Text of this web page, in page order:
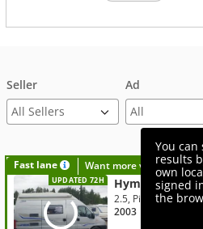
Seller
All Sellers
Ad
You can
results
own
signed
the
Fast lane Want more visibility to
UPDATED 72H Hymer Pössl,
2.5, Picnik-Truck,
2003